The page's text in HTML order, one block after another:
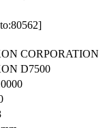
CORPORATION
D7500